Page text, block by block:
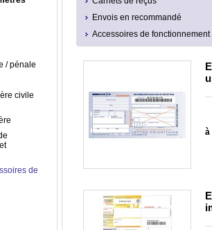
Envois en recommandé
Accessoires de fonctionnement
à
/ pénale
civile
de